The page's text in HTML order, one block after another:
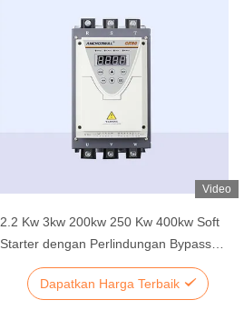
Video
2.2 Kw 3kw 200kw 250 Kw 400kw Soft
Starter dengan Perlindungan Bypass
dan Pemantauan Singkat
Dapatkan Harga Terbaik